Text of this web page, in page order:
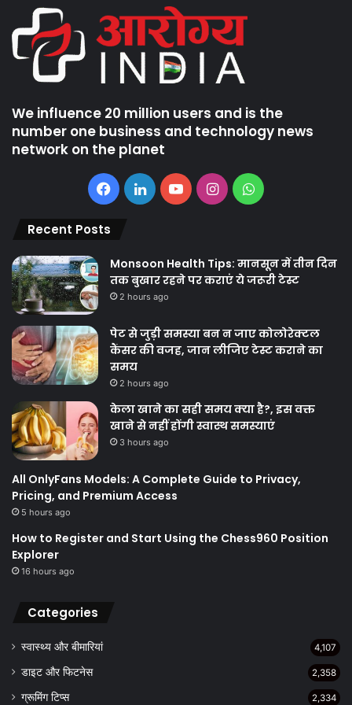
We influence 20 million users and is the
number one business and technology news
network on the planet
Facebook
LinkedInYouTubeInstagramWhatsApp
Recent Posts
Monsoon Health Tips: मानसून में तीन दिन
तक बुखार रहने पर कराएं ये जरूरी टेस्ट
2 hours ago
पेट से जुड़ी समस्या बन न जाए कोलोरेक्टल
कैंसर की वजह, जान लीजिए टेस्ट कराने का
समय
2 hours ago
केला खाने का सही समय क्‍या है?, इस वक्त
खाने से नहीं होंगी स्वास्थ समस्याएं
3 hours ago
All OnlyFans Models: A Complete Guide to Privacy,
Pricing, and Premium Access
5 hours ago
How to Register and Start Using the Chess960 Position
Explorer
16 hours ago
Categories
स्वास्थ्य और बीमारियां 4,107
डाइट और फिटनेस 2,358
ग्रूमिंग टिप्स 2,334